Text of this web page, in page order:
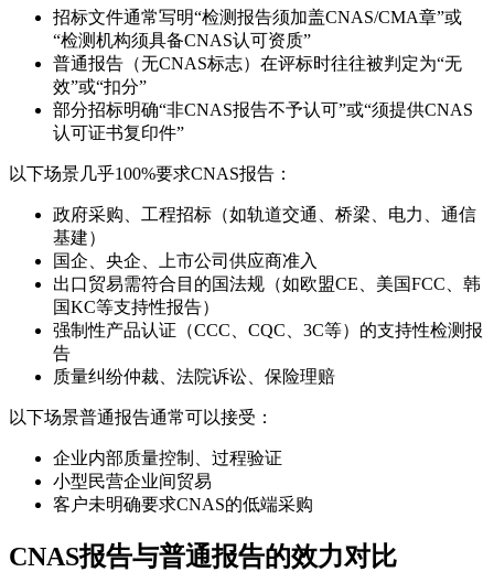
招标文件通常写明“检测报告须加盖CNAS/CMA章”或
“检测机构须具备CNAS认可资质”
普通报告（无CNAS标志）在评标时往往被判定为“无
效”或“扣分”
部分招标明确“非CNAS报告不予认可”或“须提供CNAS
认可证书复印件”
以下场景几乎100%要求CNAS报告：
政府采购、工程招标（如轨道交通、桥梁、电力、通信
基建）
国企、央企、上市公司供应商准入
出口贸易需符合目的国法规（如欧盟CE、美国FCC、韩
国KC等支持性报告）
强制性产品认证（CCC、CQC、3C等）的支持性检测报
告
质量纠纷仲裁、法院诉讼、保险理赔
以下场景普通报告通常可以接受：
企业内部质量控制、过程验证
小型民营企业间贸易
客户未明确要求CNAS的低端采购
CNAS报告与普通报告的效力对比